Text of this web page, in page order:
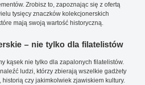
Zrobisz to, zapoznając się z ofertą
tysięcy znaczków kolekcjonerskich
mają swoją wartość historyczną.
– nie tylko dla filatelistów
kąsek nie tylko dla zapalonych filatelistów.
ludzi, którzy zbierają wszelkie gadżety
czy jakimkolwiek zjawiskiem kultury.